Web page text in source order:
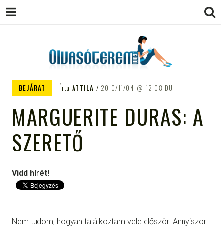
OLVASÓTEREM.COM – AZ
TÁMOGATÓJA
BEJÁRAT Írta ATTILA 2010/11/04 12:08 DU.
MARGUERITE DURAS: A
SZERETŐ
Vidd hírét!
Nem tudom, hogyan találkoztam vele először. Annyiszor